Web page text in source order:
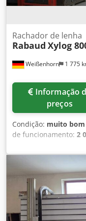
Weißenhorn 1 775
Rachador de lenha
Rabaud Xylog
preços
Condição: muito bom
de funcionamento: 2
, XYLOG
e rachado para
XYLOG 800 é a
deseja produzir
qualidade de forma
processador de
até 800 mm de
precisão – ideal